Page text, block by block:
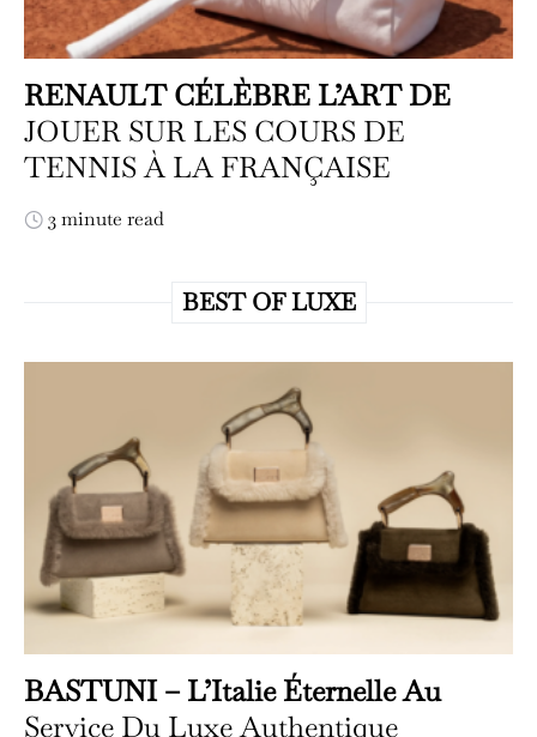
RENAULT CÉLÈBRE L’ART DE
JOUER SUR LES COURS DE
TENNIS À LA FRANÇAISE
3 minute read
BEST OF LUXE
BASTUNI – L’Italie Éternelle Au
Service Du Luxe Authentique